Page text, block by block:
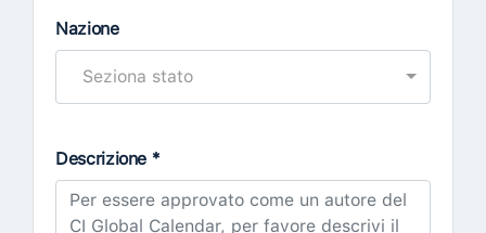
Nazione
Seziona stato
Descrizione *